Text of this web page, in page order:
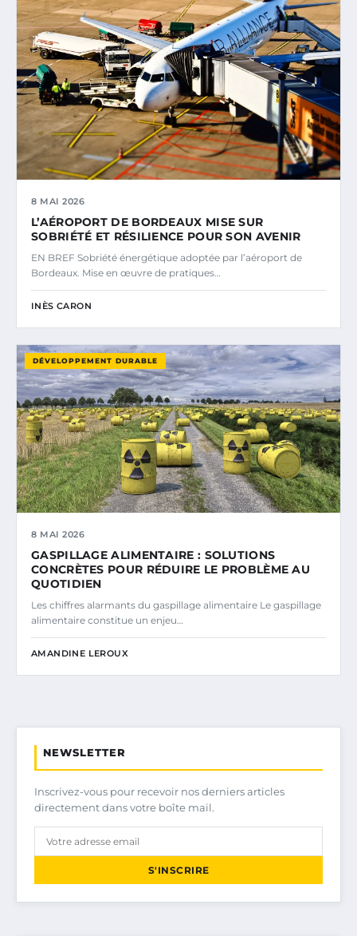
8 MAI 2026
L’AÉROPORT DE BORDEAUX MISE SUR
SOBRIÉTÉ ET RÉSILIENCE POUR SON AVENIR
EN BREF Sobriété énergétique adoptée par l’aéroport de
Bordeaux. Mise en œuvre de pratiques…
INÈS CARON
DÉVELOPPEMENT DURABLE
8 MAI 2026
GASPILLAGE ALIMENTAIRE : SOLUTIONS
CONCRÈTES POUR RÉDUIRE LE PROBLÈME AU
QUOTIDIEN
Les chiffres alarmants du gaspillage alimentaire Le gaspillage
alimentaire constitue un enjeu…
AMANDINE LEROUX
NEWSLETTER
Inscrivez-vous pour recevoir nos derniers articles
directement dans votre boîte mail.
S'INSCRIRE